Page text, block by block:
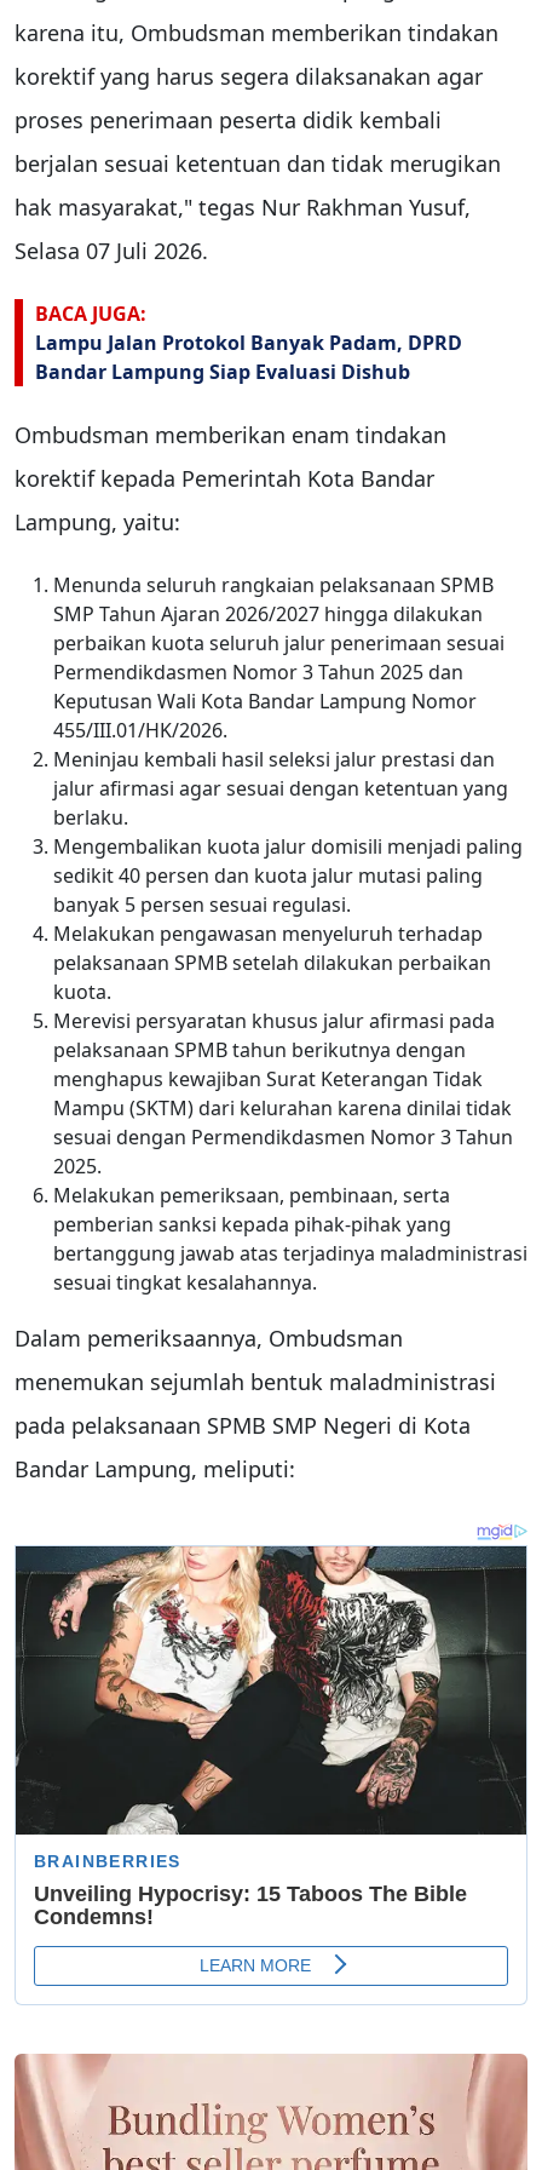
karena itu, Ombudsman memberikan tindakan
korektif yang harus segera dilaksanakan agar
proses penerimaan peserta didik kembali
berjalan sesuai ketentuan dan tidak merugikan
hak masyarakat," tegas Nur Rakhman Yusuf,
Selasa 07 Juli 2026.
BACA JUGA:
Lampu Jalan Protokol Banyak Padam, DPRD
Bandar Lampung Siap Evaluasi Dishub
Ombudsman memberikan enam tindakan
korektif kepada Pemerintah Kota Bandar
Lampung, yaitu:
Menunda seluruh rangkaian pelaksanaan SPMB
SMP Tahun Ajaran 2026/2027 hingga dilakukan
perbaikan kuota seluruh jalur penerimaan sesuai
Permendikdasmen Nomor 3 Tahun 2025 dan
Keputusan Wali Kota Bandar Lampung Nomor
455/III.01/HK/2026.
Meninjau kembali hasil seleksi jalur prestasi dan
jalur afirmasi agar sesuai dengan ketentuan yang
berlaku.
Mengembalikan kuota jalur domisili menjadi paling
sedikit 40 persen dan kuota jalur mutasi paling
banyak 5 persen sesuai regulasi.
Melakukan pengawasan menyeluruh terhadap
pelaksanaan SPMB setelah dilakukan perbaikan
kuota.
Merevisi persyaratan khusus jalur afirmasi pada
pelaksanaan SPMB tahun berikutnya dengan
menghapus kewajiban Surat Keterangan Tidak
Mampu (SKTM) dari kelurahan karena dinilai tidak
sesuai dengan Permendikdasmen Nomor 3 Tahun
2025.
Melakukan pemeriksaan, pembinaan, serta
pemberian sanksi kepada pihak-pihak yang
bertanggung jawab atas terjadinya maladministrasi
sesuai tingkat kesalahannya.
Dalam pemeriksaannya, Ombudsman
menemukan sejumlah bentuk maladministrasi
pada pelaksanaan SPMB SMP Negeri di Kota
Bandar Lampung, meliputi: